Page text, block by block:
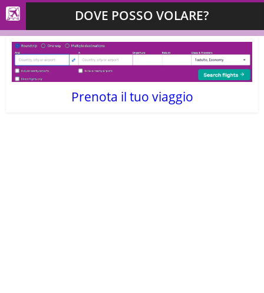
DOVE POSSO VOLARE?
Prenota il tuo viaggio